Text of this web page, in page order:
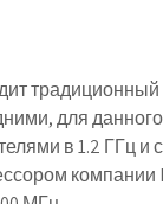
для
в 1.2 ГГц и
компании